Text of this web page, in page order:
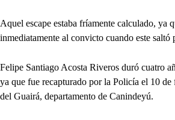
Aquel escape estaba fríamente calculado, ya
inmediatamente al convicto cuando este saltó
Felipe Santiago Acosta Riveros duró cuatro
ya que fue recapturado por la Policía el 10 de
del Guairá, departamento de Canindeyú.